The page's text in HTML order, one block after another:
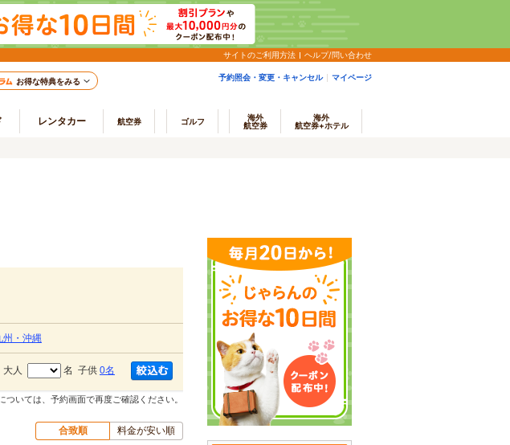
サイトのご利用方法 ヘルプ/問い合わせ
お得な特典をみる 予約照会・変更・キャンセル マイページ
レンタカー 航空券 ゴルフ
海外
航空券
海外
航空券+ホテル
州・沖縄
大人 名 子供 0名
いては、予約画面で再度ご確認ください。
合致順 料金が安い順